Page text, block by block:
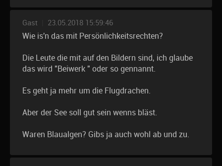
Gast 23.05.2018 15:59:46
Wie is'n das mit Persönlichkeitsrechten?
Die Leute die mit auf den Bildern sind, ich glaube
das wird "Beiwerk " oder so gennannt.
Es geht ja mehr um die Flugdrachen.
Aber der See soll gut sein wenns bläst.
Waren Blaualgen? Gibs ja auch wohl ab und zu.